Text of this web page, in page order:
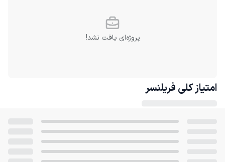
پروژه‌ای یافت نشد!
امتیاز کلی فریلنسر